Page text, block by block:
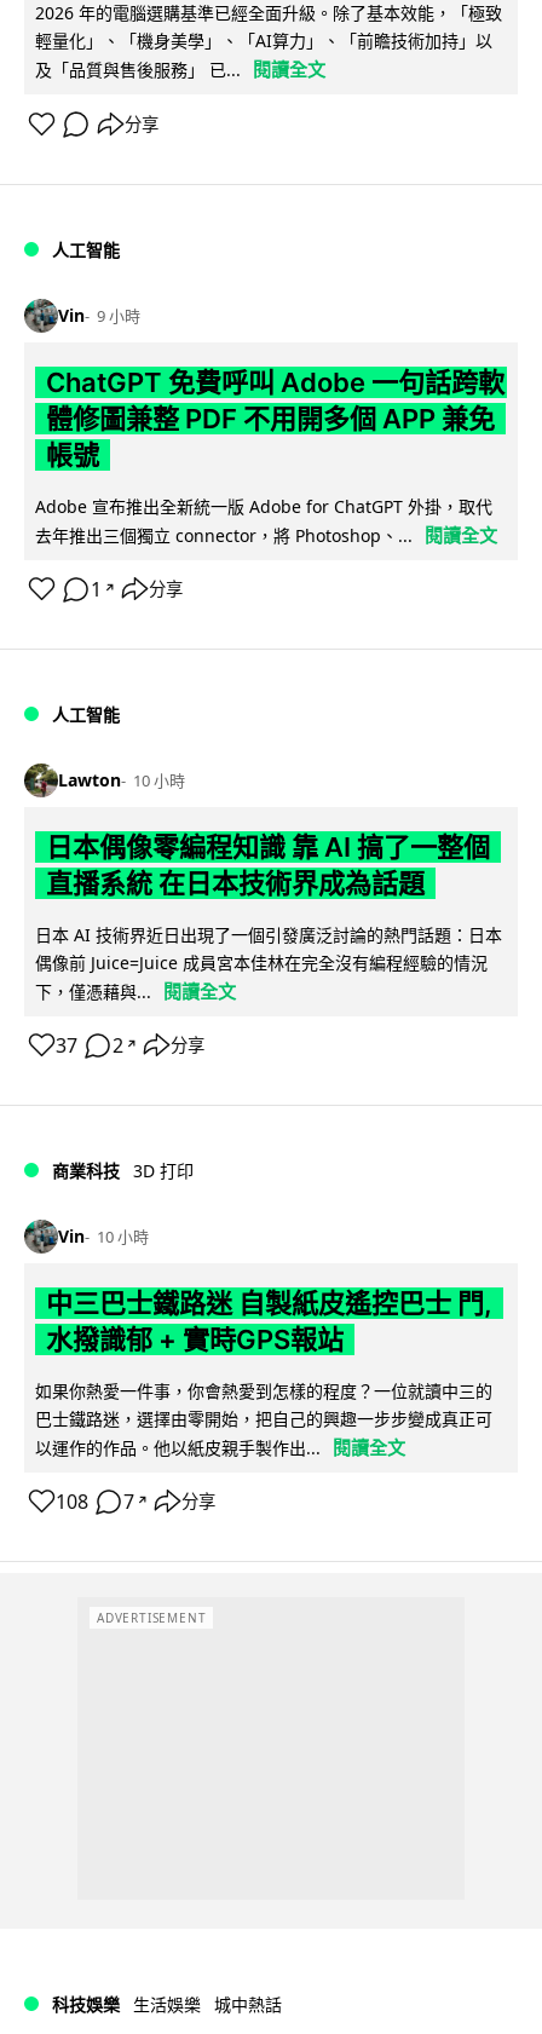
2026 年的電腦選購基準已經全面升級。除了基本效能，「極致
輕量化」、「機身美學」、「AI算力」、「前瞻技術加持」以
及「品質與售後服務」 已...
閱讀全文
分享
人工智能
Vin 9 小時
ChatGPT 免費呼叫 Adobe 一句話跨軟
體修圖兼整 PDF 不用開多個 APP 兼免
帳號
Adobe 宣布推出全新統一版 Adobe for ChatGPT 外掛，取代
去年推出三個獨立 connector，將 Photoshop、...
閱讀全文
1 ↗ 分享
人工智能
Lawton 10 小時
日本偶像零編程知識 靠 AI 搞了一整個
直播系統 在日本技術界成為話題
日本 AI 技術界近日出現了一個引發廣泛討論的熱門話題：日本
偶像前 Juice=Juice 成員宮本佳林在完全沒有編程經驗的情況
下，僅憑藉與...
閱讀全文
37 2 ↗ 分享
商業科技 3D 打印
Vin 10 小時
中三巴士鐵路迷 自製紙皮遙控巴士 門,
水撥識郁 + 實時GPS報站
如果你熱愛一件事，你會熱愛到怎樣的程度？一位就讀中三的
巴士鐵路迷，選擇由零開始，把自己的興趣一步步變成真正可
以運作的作品。他以紙皮親手製作出...
閱讀全文
108 7 ↗ 分享
ADVERTISEMENT
科技娛樂 生活娛樂 城中熱話